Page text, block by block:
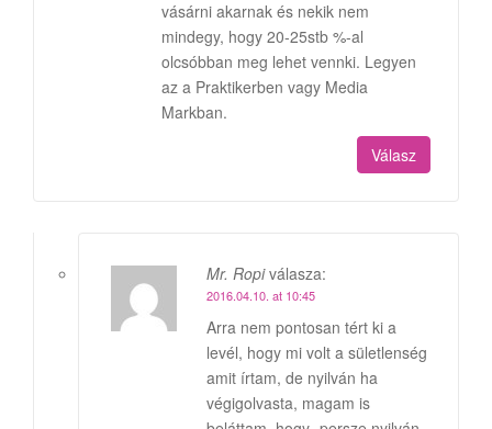
vásárni akarnak és nekik nem
mindegy, hogy 20-25stb %-al
olcsóbban meg lehet vennki. Legyen
az a Praktikerben vagy Media
Markban.
Válasz
Mr. Ropi válasza:
2016.04.10. at 10:45
Arra nem pontosan tért ki a
levél, hogy mi volt a sületlenség
amit írtam, de nyilván ha
végigolvasta, magam is